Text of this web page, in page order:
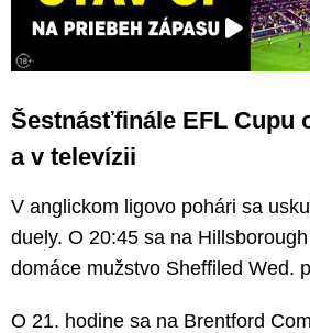
Šestnásťfinále EFL Cupu
a v televízii
V anglickom ligovo pohári sa
duely. O 20:45 sa na
domáce mužstvo Sheffiled Wed.
O 21. hodine sa na Brentford